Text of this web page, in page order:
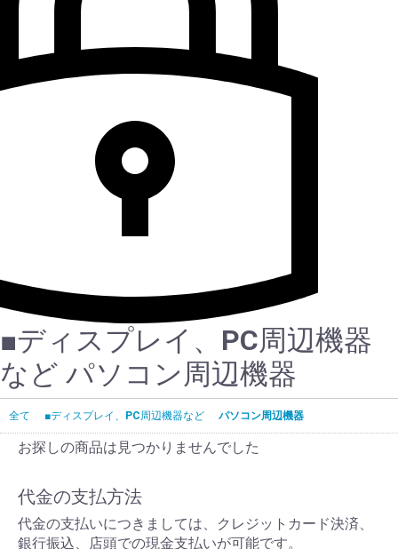
■ディスプレイ、PC周辺機器
など パソコン周辺機器
全て ■ディスプレイ、PC周辺機器など パソコン周辺機器
お探しの商品は見つかりませんでした
代金の支払方法
代金の支払いにつきましては、クレジットカード決済、
銀行振込、店頭での現金支払いが可能です。